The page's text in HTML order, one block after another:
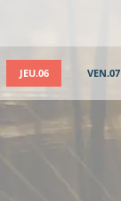
JEU.06 VEN.07